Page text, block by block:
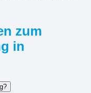
zum
in